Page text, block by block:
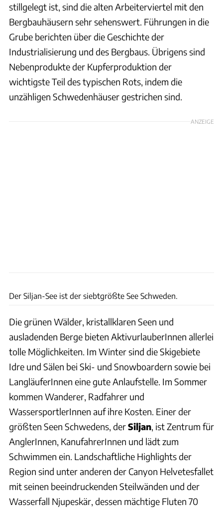
stillgelegt ist, sind die alten Arbeiterviertel mit den
Bergbauhäusern sehr sehenswert. Führungen in die
Grube berichten über die Geschichte der
Industrialisierung und des Bergbaus. Übrigens sind
Nebenprodukte der Kupferproduktion der
wichtigste Teil des typischen Rots, indem die
unzähligen Schwedenhäuser gestrichen sind.
ANZEIGE
Der Siljan-See ist der siebtgrößte See Schweden.
Die grünen Wälder, kristallklaren Seen und
ausladenden Berge bieten AktivurlauberInnen allerlei
tolle Möglichkeiten. Im Winter sind die Skigebiete
Idre und Sälen bei Ski- und Snowboardern sowie bei
LangläuferInnen eine gute Anlaufstelle. Im Sommer
kommen Wanderer, Radfahrer und
WassersportlerInnen auf ihre Kosten. Einer der
größten Seen Schwedens, derSiljan, ist Zentrum für
AnglerInnen, KanufahrerInnen und lädt zum
Schwimmen ein. Landschaftliche Highlights der
Region sind unter anderen der Canyon Helvetesfallet
mit seinen beeindruckenden Steilwänden und der
Wasserfall Njupeskär, dessen mächtige Fluten 70